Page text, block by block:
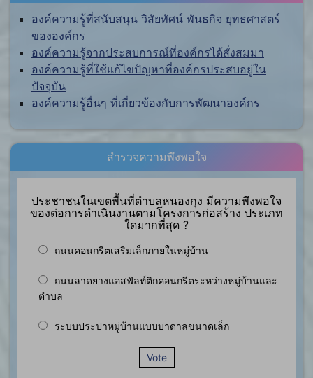
องค์ความรู้ที่สนับสนุน วิสัยทัศน์ พันธกิจ ยุทธศาสตร์
ขององค์กร
องค์ความรู้จากประสบการณ์ที่องค์กรได้สั่งสมมา
องค์ความรู้ที่ใช้แก้ไขปัญหาที่องค์กรประสบอยู่ใน
ปัจจุบัน
องค์ความรู้อื่นๆ ที่เกี่ยวข้องกับการพัฒนาองค์กร
สำรวจความพึงพอใจ
ประชาชนในเขตพื้นที่ตำบลหนองกุง มีความพึงพอใจ
ของต่อการดำเนินงานตามโครงการก่อสร้าง ประเภท
ใดมากที่สุด ?
ถนนคอนกรีตเสริมเล็กภายในหมู่บ้าน
ถนนลาดยางแอสฟัลท์ติกคอนกรีตระหว่างหมู่บ้านและ
ตำบล
ระบบประปาหมู่บ้านแบบบาดาลขนาดเล็ก
Vote